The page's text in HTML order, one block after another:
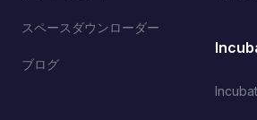
スペースダウンローダー
ブログ